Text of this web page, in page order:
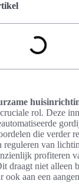
rol. Deze
die verder
reguleren van
profiteren
draagt niet alleen
ook aan een